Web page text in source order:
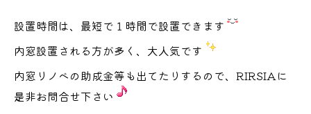
設置時間は、最短で１時間で設置できます
内窓設置される方が多く、大人気です
内窓リノベの助成金等も出てたりするので、RIRSIAに
是非お問合せ下さい